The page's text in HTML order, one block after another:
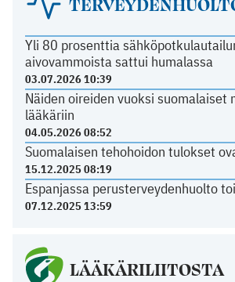
Yli 80 prosenttia
aivovammoista sattui humalassa
03.07.2026 10:39
Näiden oireiden vuoksi suomalaiset
lääkäriin
04.05.2026 08:52
Suomalaisen tehohoidon tulokset
15.12.2025 08:19
Espanjassa perusterveydenhuolto
07.12.2025 13:59
LÄÄKÄRILIITOSTA